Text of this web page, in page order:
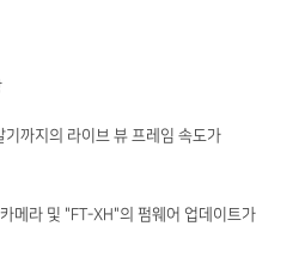
까지의 라이브 뷰 프레임 속도가
메라 및 "FT-XH"의 펌웨어 업데이트가